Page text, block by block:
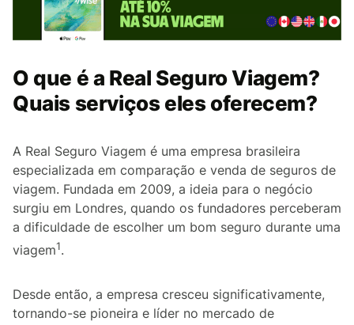
O que é a Real Seguro Viagem?
Quais serviços eles oferecem?
A Real Seguro Viagem é uma empresa brasileira
especializada em comparação e venda de seguros de
viagem. Fundada em 2009, a ideia para o negócio
surgiu em Londres, quando os fundadores perceberam
a dificuldade de escolher um bom seguro durante uma
viagem1.
Desde então, a empresa cresceu significativamente,
tornando-se pioneira e líder no mercado de